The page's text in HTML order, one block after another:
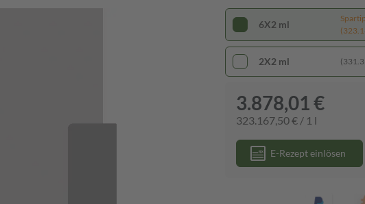
6X2 ml
2X2 ml
3.878,01 €
323.167,50 € / 1 l
E-Rezept einlösen